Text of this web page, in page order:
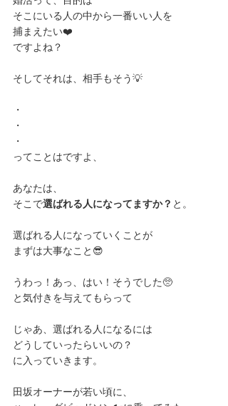
そこにいる人の中から一番いい人を
捕まえたい❤️
ですよね？
そしてそれは、相手もそう💡
・
・
・
ってことはですよ、
あなたは、
そこで選ばれる人になってますか？ と。
選ばれる人になっていくことが
まずは大事なこと😎
うわっ！あっ、はい！そうでした🥺
と気付きを与えてもらって
じゃあ、選ばれる人になるには
どうしていったらいいの？
に入っていきます。
田坂オーナーが若い頃に、